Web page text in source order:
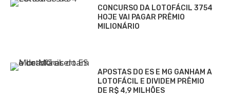
CONCURSO DA LOTOFÁCIL 3754
HOJE VAI PAGAR PRÊMIO
MILIONÁRIO
APOSTAS DO ES E MG GANHAM A
LOTOFÁCIL E DIVIDEM PRÊMIO
DE R$ 4,9 MILHÕES